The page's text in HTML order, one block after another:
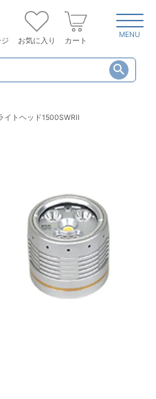
お気に入り カート
MENU
イトヘッド1500SWRII